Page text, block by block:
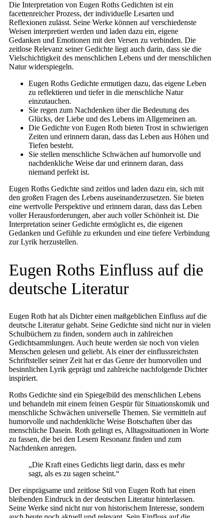
Die Interpretation von Eugen Roths Gedichten ist ein
facettenreicher Prozess, der individuelle Lesarten und
Reflexionen zulässt. Seine Werke können auf verschiedenste
Weisen interpretiert werden und laden dazu ein, eigene
Gedanken und Emotionen mit den Versen zu verbinden. Die
zeitlose Relevanz seiner Gedichte liegt auch darin, dass sie die
Vielschichtigkeit des menschlichen Lebens und der menschlichen
Natur widerspiegeln.
Eugen Roths Gedichte ermutigen dazu, das eigene Leben
zu reflektieren und tiefer in die menschliche Natur
einzutauchen.
Sie regen zum Nachdenken über die Bedeutung des
Glücks, der Liebe und des Lebens im Allgemeinen an.
Die Gedichte von Eugen Roth bieten Trost in schwierigen
Zeiten und erinnern daran, dass das Leben aus Höhen und
Tiefen besteht.
Sie stellen menschliche Schwächen auf humorvolle und
nachdenkliche Weise dar und erinnern daran, dass
niemand perfekt ist.
Eugen Roths Gedichte sind zeitlos und laden dazu ein, sich mit
den großen Fragen des Lebens auseinanderzusetzen. Sie bieten
eine wertvolle Perspektive und erinnern daran, dass das Leben
voller Herausforderungen, aber auch voller Schönheit ist. Die
Interpretation seiner Gedichte ermöglicht es, die eigenen
Gedanken und Gefühle zu erkunden und eine tiefere Verbindung
zur Lyrik herzustellen.
Eugen Roths Einfluss auf die
deutsche Literatur
Eugen Roth hat als Dichter einen maßgeblichen Einfluss auf die
deutsche Literatur gehabt. Seine Gedichte sind nicht nur in vielen
Schulbüchern zu finden, sondern auch in zahlreichen
Gedichtsammlungen. Auch heute werden sie noch von vielen
Menschen gelesen und geliebt. Als einer der einflussreichsten
Schriftsteller seiner Zeit hat er das Genre der humorvollen und
besinnlichen Lyrik geprägt und zahlreiche nachfolgende Dichter
inspiriert.
Roths Gedichte sind ein Spiegelbild des menschlichen Lebens
und behandeln mit einem feinen Gespür für Situationskomik und
menschliche Schwächen universelle Themen. Sie vermitteln auf
humorvolle und nachdenkliche Weise Botschaften über das
menschliche Dasein. Roth gelingt es, Alltagssituationen in Worte
zu fassen, die bei den Lesern Resonanz finden und zum
Nachdenken anregen.
„Die Kraft eines Gedichts liegt darin, dass es mehr
sagt, als es zu sagen scheint.“
Der einprägsame und zeitlose Stil von Eugen Roth hat einen
bleibenden Eindruck in der deutschen Literatur hinterlassen.
Seine Werke sind nicht nur von historischem Interesse, sondern